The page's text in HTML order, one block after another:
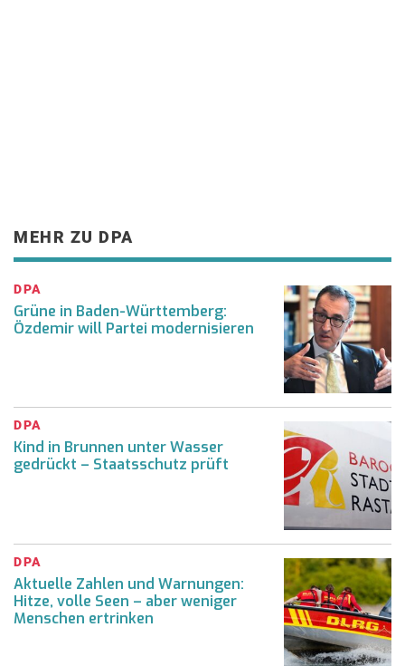
MEHR ZU DPA
DPA
Grüne in Baden-Württemberg:
Özdemir will Partei modernisieren
DPA
Kind in Brunnen unter Wasser
gedrückt – Staatsschutz prüft
DPA
Aktuelle Zahlen und Warnungen:
Hitze, volle Seen – aber weniger
Menschen ertrinken